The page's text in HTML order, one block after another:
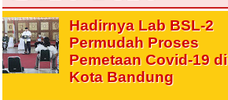
Hadirnya Lab BSL-2
Permudah Proses
Pemetaan Covid-19 di
Kota Bandung